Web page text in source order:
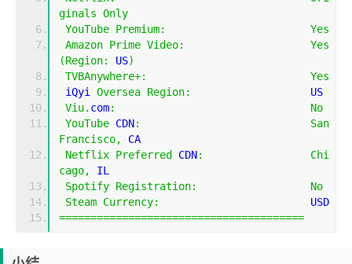
ginals Only
YouTube Premium:
Yes
Amazon Prime Video:
Yes
(Region: US)
TVBAnywhere+:
Yes
iQyi Oversea Region:
                   US
Viu. com:
No
YouTube CDN:
San
Francisco,
CA
Netflix Preferred CDN:
Chi
cago,
IL
Spotify Registration:
No
Steam Currency:
                        USD
=======================================